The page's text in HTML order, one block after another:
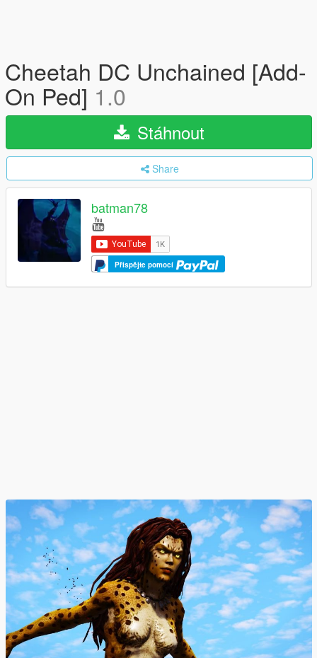
Cheetah DC Unchained [Add-
On Ped] 1.0
Stáhnout
Share
batman78
Přispějte pomocí